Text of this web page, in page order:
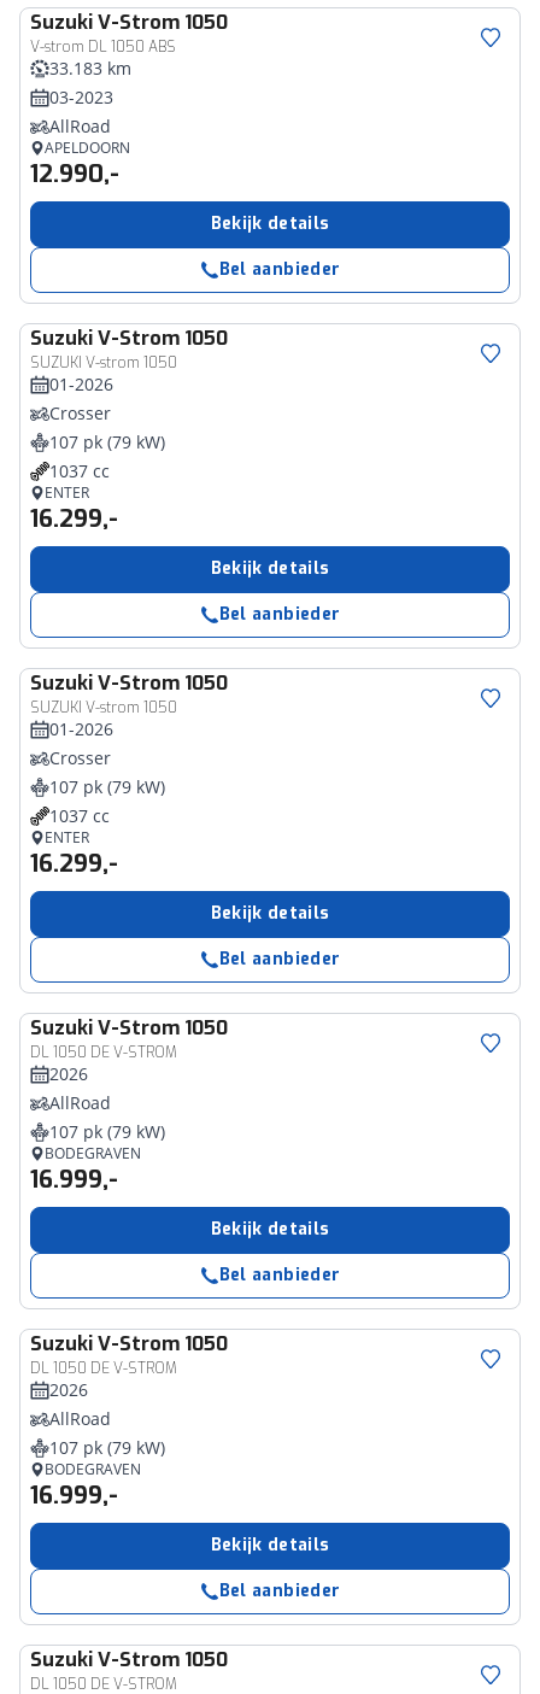
SuzukiV-Strom 1050
V-strom DL 1050 ABS
33.183 km
03-2023
AllRoad
APELDOORN
12.990,-
Bekijk details
Bel aanbieder
SuzukiV-Strom 1050
SUZUKI V-strom 1050
01-2026
Crosser
107 pk (79 kW)
1037 cc
ENTER
16.299,-
Bekijk details
Bel aanbieder
SuzukiV-Strom 1050
SUZUKI V-strom 1050
01-2026
Crosser
107 pk (79 kW)
1037 cc
ENTER
16.299,-
Bekijk details
Bel aanbieder
SuzukiV-Strom 1050
DL 1050 DE V-STROM
2026
AllRoad
107 pk (79 kW)
BODEGRAVEN
16.999,-
Bekijk details
Bel aanbieder
SuzukiV-Strom 1050
DL 1050 DE V-STROM
2026
AllRoad
107 pk (79 kW)
BODEGRAVEN
16.999,-
Bekijk details
Bel aanbieder
SuzukiV-Strom 1050
DL 1050 DE V-STROM